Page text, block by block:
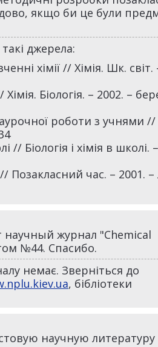
якщо би це були
джерела:
хімії // Хімія. Шк. світ.
Біологія. – 2002. –
роботи з учнями //
// Біологія і хімія в школі.
// Позакласний час. – 2001.
журнал "Chemical
№44. Спасибо.
немає. Зверніться до
, бібліотеки
научную литературу